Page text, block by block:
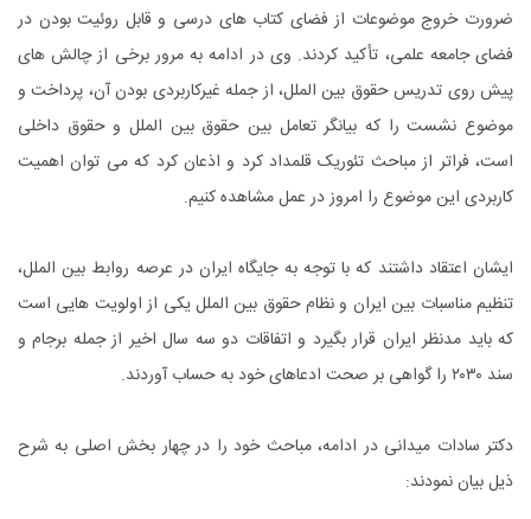
ضرورت خروج موضوعات از فضای کتاب های درسی و قابل روئیت بودن در
فضای جامعه علمی، تأکید کردند. وی در ادامه به مرور برخی از چالش های
پیش روی تدریس حقوق بین الملل، از جمله غیرکاربردی بودن آن، پرداخت و
موضوع نشست را که بیانگر تعامل بین حقوق بین الملل و حقوق داخلی
است، فراتر از مباحث تئوریک قلمداد کرد و اذعان کرد که می توان اهمیت
کاربردی این موضوع را امروز در عمل مشاهده کنیم.
ایشان اعتقاد داشتند که با توجه به جایگاه ایران در عرصه روابط بین الملل،
تنظیم مناسبات بین ایران و نظام حقوق بین الملل یکی از اولویت هایی است
که باید مدنظر ایران قرار بگیرد و اتفاقات دو سه سال اخیر از جمله برجام و
سند ۲۰۳۰ را گواهی بر صحت ادعاهای خود به حساب آوردند.
دکتر سادات میدانی در ادامه، مباحث خود را در چهار بخش اصلی به شرح
ذیل بیان نمودند: